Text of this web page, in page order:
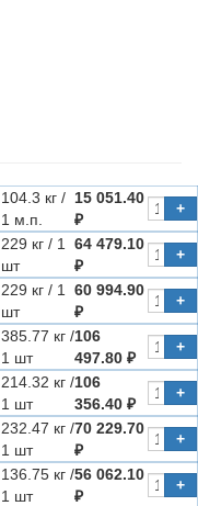
104.3 кг /
1 м.п.
15 051.40
₽
+
229 кг / 1
шт
64 479.10
₽
+
229 кг / 1
шт
60 994.90
₽
+
385.77 кг /
1 шт
106
497.80 ₽
+
214.32 кг /
1 шт
106
356.40 ₽
+
232.47 кг /
1 шт
70 229.70
₽
+
136.75 кг /
1 шт
56 062.10
₽
+